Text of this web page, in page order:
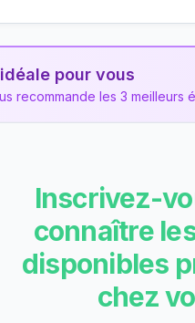
pour vous
recommande les 3 meilleurs
collectés pour cet EHPAD
est de 61.66€/jour
Inscrivez-
connaître
disponibles
chez